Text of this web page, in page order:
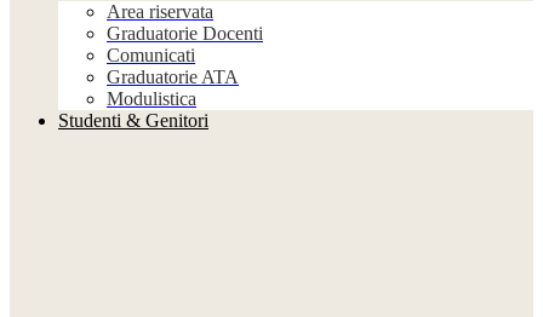
Area riservata
Graduatorie Docenti
Comunicati
Graduatorie ATA
Modulistica
Studenti & Genitori